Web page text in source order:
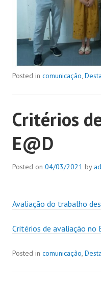
Posted in comunicação,
Critérios
E@D
Posted on 04/03/2021 by
Avaliação do trabalho
Critérios de avaliação no
Posted in comunicação,